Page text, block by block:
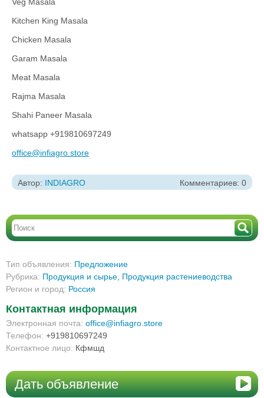
Kitchen King Masala
Chicken Masala
Garam Masala
Meat Masala
Rajma Masala
Shahi Paneer Masala
whatsapp +919810697249
office@infiagro.store
Автор: INDIAGRO Комментариев: 0
Тип объявления: Предложение
Рубрика: Продукция и сырье Продукция растениеводства
Регион и город: Россия
Контактная информация
Электронная почта: office@infiagro.store
Телефон: +919810697249
Контактное лицо: Кфмшд
Дать объявление